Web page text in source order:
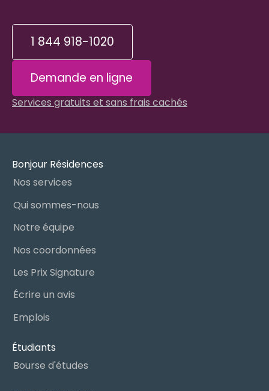
1 844 918-1020
Demande en ligne
Services gratuits et sans frais cachés
Bonjour Résidences
Nos services
Qui sommes-nous
Notre équipe
Nos coordonnées
Les Prix Signature
Écrire un avis
Emplois
Étudiants
Bourse d'études